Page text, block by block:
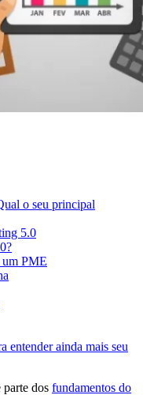
o seu principal
5.0
um PME
entender ainda mais seu
dos fundamentos do